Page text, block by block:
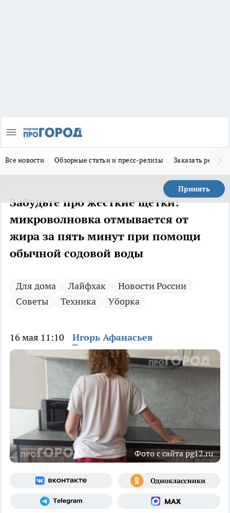
Все новости Обзорные статьи и пресс-релизы Заказать
Принять
Забудьте про жесткие щетки:
микроволновка отмывается от
жира за пять минут при помощи
обычной содовой воды
Для дома Лайфхак
Новости России
Советы
Техника Уборка
16 мая 11:10 Игорь Афанасьев
Фото с сайта pg12.ru